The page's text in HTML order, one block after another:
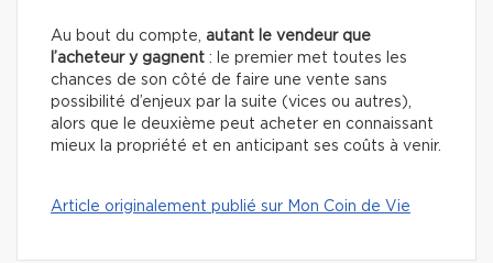
Au bout du compte, autant le vendeur que
l’acheteur y gagnent : le premier met toutes les
chances de son côté de faire une vente sans
possibilité d’enjeux par la suite (vices ou autres),
alors que le deuxième peut acheter en connaissant
mieux la propriété et en anticipant ses coûts à venir.
Article originalement publié sur Mon Coin de Vie